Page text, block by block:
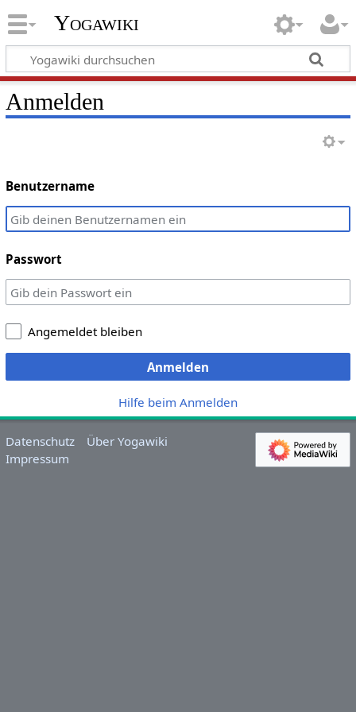
Yogawiki
Anmelden
Benutzername
Passwort
Angemeldet bleiben
Anmelden
Hilfe beim Anmelden
Datenschutz
Über Yogawiki
Impressum